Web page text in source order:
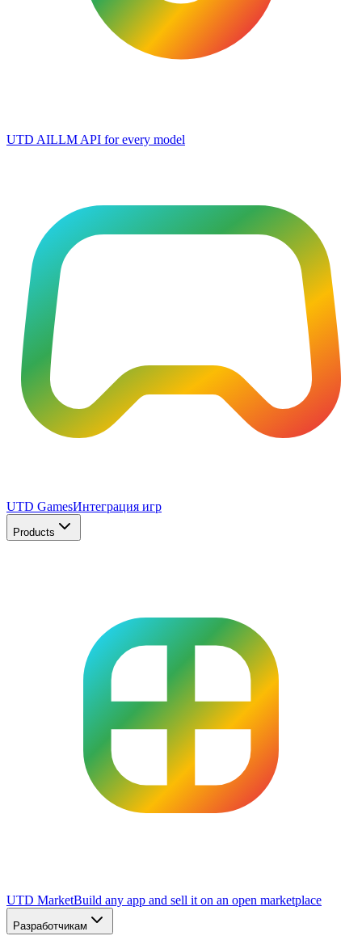
UTD AILLM API for every model
UTD GamesИнтеграция игр
Products
UTD MarketBuild any app and sell it on an open marketplace
Разработчикам